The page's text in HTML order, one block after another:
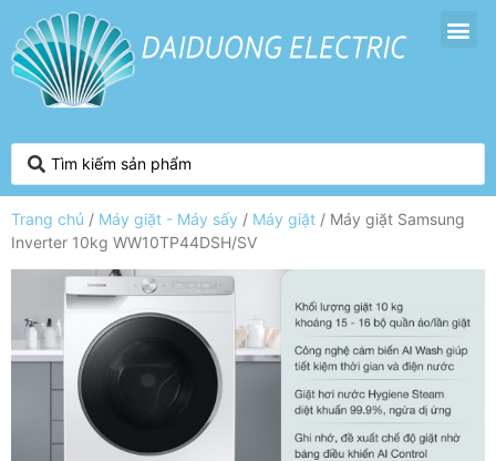
Trang chủ / Máy giặt - Máy sấy / Máy giặt / Máy giặt Samsung
Inverter 10kg WW10TP44DSH/SV